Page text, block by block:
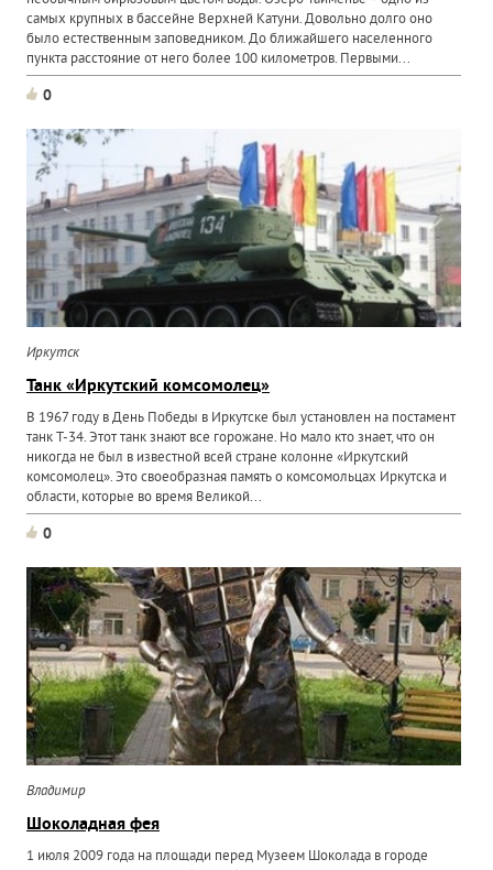
самых крупных в бассейне Верхней Катуни. Довольно долго оно
было естественным заповедником. До ближайшего населенного
пункта расстояние от него более 100 километров. Первыми...
0
Иркутск
Танк «Иркутский комсомолец»
В 1967 году в День Победы в Иркутске был установлен на постамент
танк Т-34. Этот танк знают все горожане. Но мало кто знает, что он
никогда не был в известной всей стране колонне «Иркутский
комсомолец». Это своеобразная память о комсомольцах Иркутска и
области, которые во время Великой...
0
Владимир
Шоколадная фея
1 июля 2009 года на площади перед Музеем Шоколада в городе